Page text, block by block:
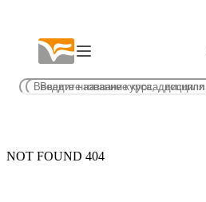
NOT FOUND 404